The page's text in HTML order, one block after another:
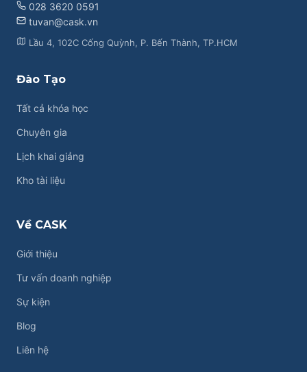
028 3620 0591
tuvan@cask.vn
Lầu 4, 102C Cống Quỳnh, P. Bến Thành, TP.HCM
Đào Tạo
Tất cả khóa học
Chuyên gia
Lịch khai giảng
Kho tài liệu
Về CASK
Giới thiệu
Tư vấn doanh nghiệp
Sự kiện
Blog
Liên hệ